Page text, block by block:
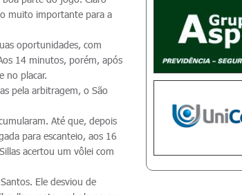
muito importante para a
oportunidades, com
14 minutos, porém, após
no placar.
pela arbitragem, o São
Até que, depois
para escanteio, aos 16
acertou um vôlei com
Ele desviou de